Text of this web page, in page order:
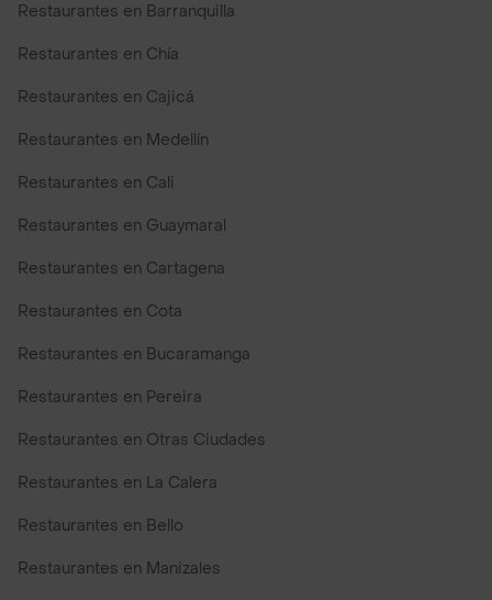
Restaurantes en Barranquilla
Restaurantes en Chía
Restaurantes en Cajicá
Restaurantes en Medellín
Restaurantes en Cali
Restaurantes en Guaymaral
Restaurantes en Cartagena
Restaurantes en Cota
Restaurantes en Bucaramanga
Restaurantes en Pereira
Restaurantes en Otras Ciudades
Restaurantes en La Calera
Restaurantes en Bello
Restaurantes en Manizales